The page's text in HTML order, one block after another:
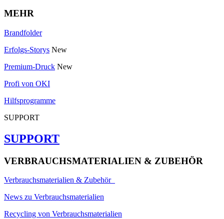
MEHR
Brandfolder
Erfolgs-Storys New
Premium-Druck New
Profi von OKI
Hilfsprogramme
SUPPORT
SUPPORT
VERBRAUCHSMATERIALIEN & ZUBEHÖR
Verbrauchsmaterialien & Zubehör
News zu Verbrauchsmaterialien
Recycling von Verbrauchsmaterialien